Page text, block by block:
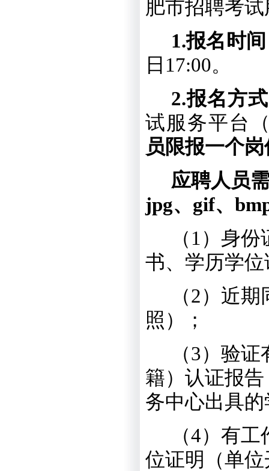
肥市招聘考
1.报名时
日 17:00。
2.报名方
试服务平台
员限报一个岗
应聘人员
jpg、 gif、
（ 1 ） 身份
书、学历学
（2） 近期
照）；
（3） 验证
籍）认证报
务中心出具
（4） 有工
位证明（单